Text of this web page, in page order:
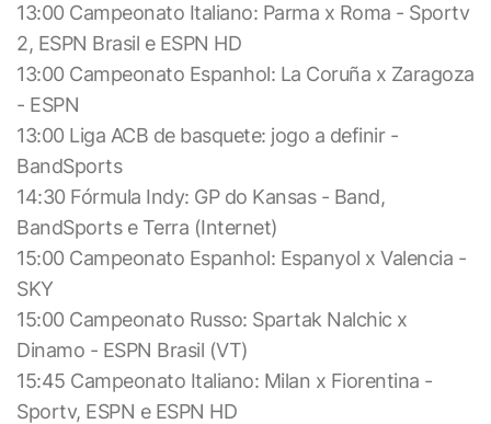
13:00 Campeonato Italiano: Parma x Roma - Sportv
2, ESPN Brasil e ESPN HD
13:00 Campeonato Espanhol: La Coruña x Zaragoza
- ESPN
13:00 Liga ACB de basquete: jogo a definir -
BandSports
14:30 Fórmula Indy: GP do Kansas - Band,
BandSports e Terra (Internet)
15:00 Campeonato Espanhol: Espanyol x Valencia -
SKY
15:00 Campeonato Russo: Spartak Nalchic x
Dinamo - ESPN Brasil (VT)
15:45 Campeonato Italiano: Milan x Fiorentina -
Sportv, ESPN e ESPN HD